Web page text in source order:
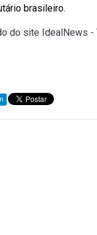
brasileiro.
do site IdealNews -